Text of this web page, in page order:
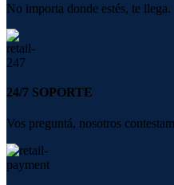
No importa donde estés, te llega.
24/7 SOPORTE
Vos preguntá, nosotros